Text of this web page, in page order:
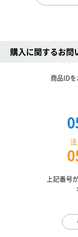
購入に関するお問
商品ID
上記番号